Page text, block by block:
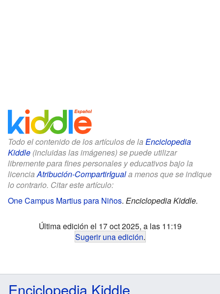
Todo el contenido de los artículos de la Enciclopedia
Kiddle (incluidas las imágenes) se puede utilizar
libremente para fines personales y educativos bajo la
licenciaAtribución-CompartirIguala menos que se indique
lo contrario. Citar este artículo:
One Campus Martius para Niños. Enciclopedia Kiddle.
Última edición el 17 oct 2025, a las 11:19
Sugerir una edición.
Enciclopedia Kiddle